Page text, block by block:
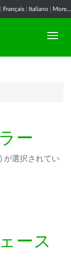
Français Italiano More...
ー
が選択されてい
ース